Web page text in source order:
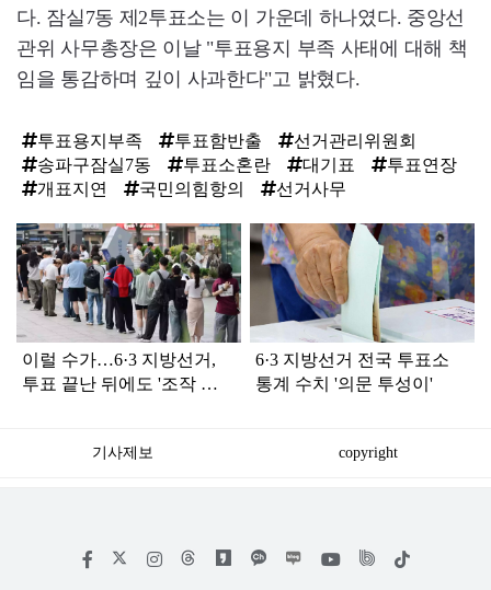
다. 잠실7동 제2투표소는 이 가운데 하나였다. 중앙선
관위 사무총장은 이날 "투표용지 부족 사태에 대해 책
임을 통감하며 깊이 사과한다"고 밝혔다.
투표용지부족 투표함반출
선거관리위원회
송파구잠실7동
투표소혼란 대기표
투표연장
개표지연
국민의힘항의 선거사무
탑
라
인
이럴 수가…6·3 지방선거,
투표 끝난 뒤에도 '조작 정
6·3 지방선거 전국 투표소
통계 수치 '의문 투성이'
기사제보 copyright
페
인
위
틱